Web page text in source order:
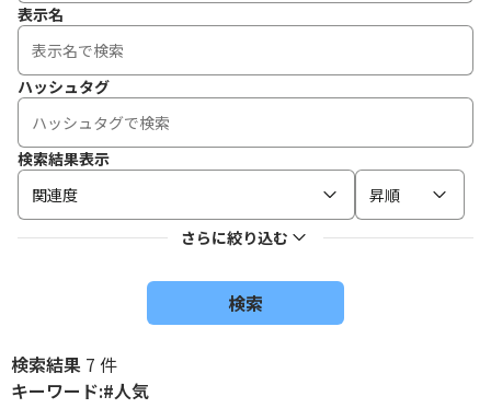
表示名
ハッシュタグ
検索結果表示
関連度
昇順
さらに絞り込む
検索
検索結果 7 件
キーワード:#人気